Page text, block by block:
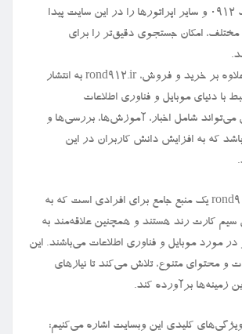
اول با کدهای مختلف ۰۹۱۲ و سایر اپراتورها را در این سایت پیدا
امکان جستجوی دقیق‌تر را برای
علاوه بر خرید و فروش، rond912.ir به انتشار
با دنیای موبایل و فناوری اطلاعات
شامل اخبار، آموزش‌ها، بررسی‌ها و
که به افزایش دانش کاربران در این
به طور خلاصه، rond912.ir یک منبع جامع برای افرادی است که به
سیم کارت رند هستند و همچنین علاقه‌مند به
مورد موبایل و فناوری اطلاعات می‌باشند. این
و محتوای متنوع، تلاش می‌کند تا نیازهای
زمینه‌ها برآورده کند.
ویژگی‌های کلیدی این وبسایت اشاره می‌کنیم: